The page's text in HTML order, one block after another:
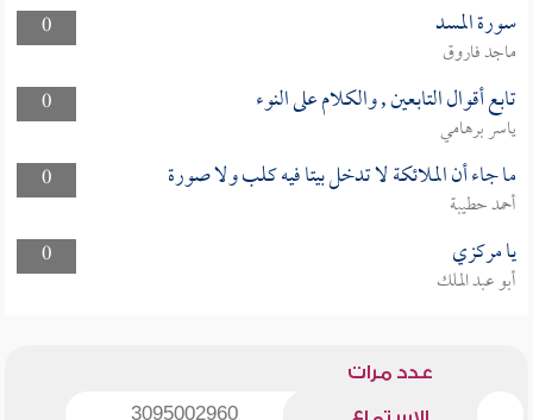
0
سورة المسد
ماجد فاروق
0
تابع أقوال التابعين , والكلام على النوء
ياسر برهامي
0
ما جاء أن الملائكة لا تدخل بيتا فيه كلب ولا صورة
أحمد حطيبة
0
يا مركزي
أبو عبد الملك
عدد مرات
3095002960